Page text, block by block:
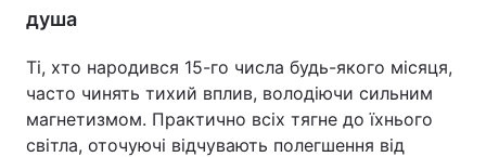
душа
Ті, хто народився 15-го числа будь-якого місяця,
часто чинять тихий вплив, володіючи сильним
магнетизмом. Практично всіх тягне до їхнього
світла, оточуючі відчувають полегшення від